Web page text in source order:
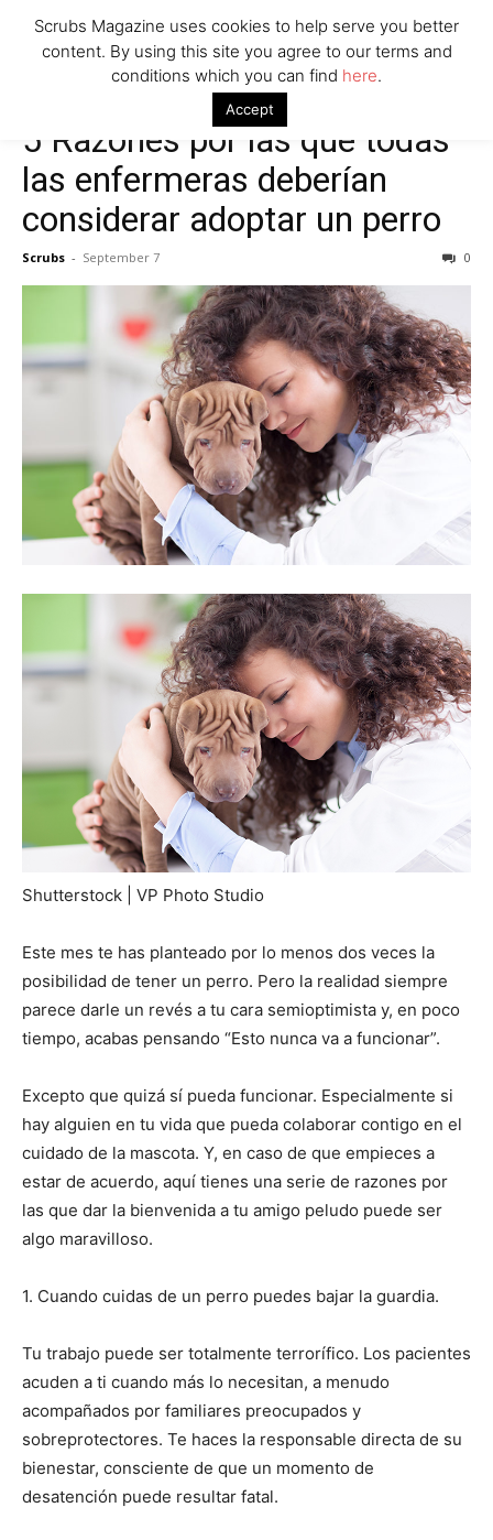
5 Razones por las que todas
las enfermeras deberían
considerar adoptar un perro
Scrubs - September 7 0
Shutterstock | VP Photo Studio
Este mes te has planteado por lo menos dos veces la
posibilidad de tener un perro. Pero la realidad siempre
parece darle un revés a tu cara semioptimista y, en poco
tiempo, acabas pensando “Esto nunca va a funcionar”.
Excepto que quizá sí pueda funcionar. Especialmente si
hay alguien en tu vida que pueda colaborar contigo en el
cuidado de la mascota. Y, en caso de que empieces a
estar de acuerdo, aquí tienes una serie de razones por
las que dar la bienvenida a tu amigo peludo puede ser
algo maravilloso.
1. Cuando cuidas de un perro puedes bajar la guardia.
Tu trabajo puede ser totalmente terrorífico. Los pacientes
acuden a ti cuando más lo necesitan, a menudo
acompañados por familiares preocupados y
sobreprotectores. Te haces la responsable directa de su
bienestar, consciente de que un momento de
desatención puede resultar fatal.
Scrubs Magazine uses cookies to help serve you better
content. By using this site you agree to our terms and
conditions which you can find here.
Accept